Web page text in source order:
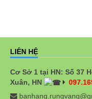
LIÊN HỆ
Cơ Sở 1 tại HN: Số 37
Xuân, HN